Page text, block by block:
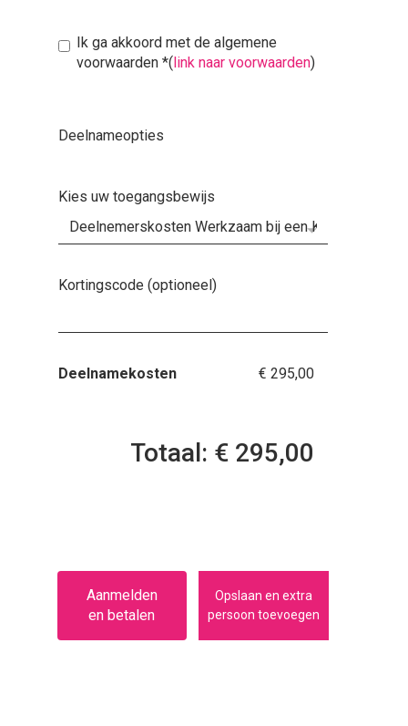
Ik ga akkoord met de algemene
voorwaarden *(link naar voorwaarden)
Deelnameopties
Kies uw toegangsbewijs
Kortingscode (optioneel)
Deelnamekosten € 295,00
Totaal: € 295,00
Aanmelden
en betalen
Opslaan en extra
persoon toevoegen